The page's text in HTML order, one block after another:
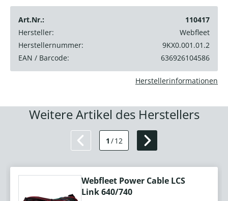
Art.Nr.:
110417
Hersteller:
Webfleet
Herstellernummer:
9KX0.001.01.2
EAN / Barcode:
636926104586
Herstellerinformationen
Weitere Artikel des Herstellers
1 /12
Webfleet Power Cable LCS
Link 640/740